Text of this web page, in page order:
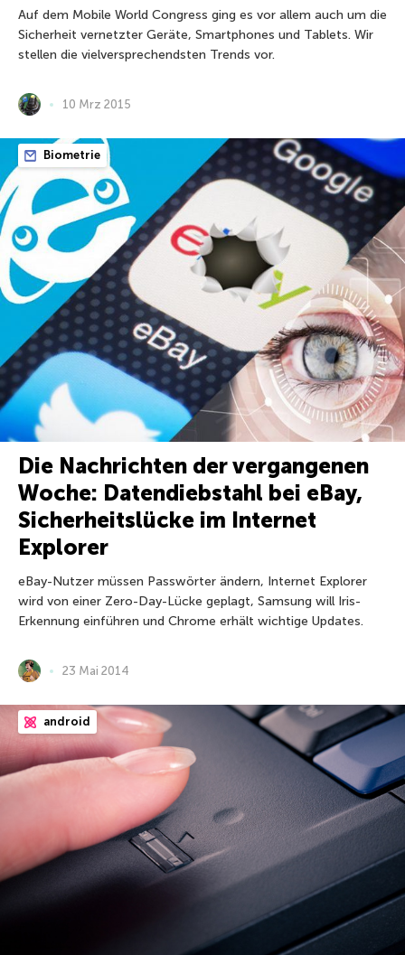
Auf dem Mobile World Congress ging es vor allem auch um die
Sicherheit vernetzter Geräte, Smartphones und Tablets. Wir
stellen die vielversprechendsten Trends vor.
10 Mrz 2015
Biometrie
Die Nachrichten der vergangenen
Woche: Datendiebstahl bei eBay,
Sicherheitslücke im Internet
Explorer
eBay-Nutzer müssen Passwörter ändern, Internet Explorer
wird von einer Zero-Day-Lücke geplagt, Samsung will Iris-
Erkennung einführen und Chrome erhält wichtige Updates.
23 Mai 2014
android